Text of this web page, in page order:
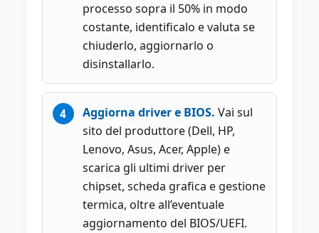
processo sopra il 50% in modo
costante, identificalo e valuta se
chiuderlo, aggiornarlo o
disinstallarlo.
Aggiorna driver e BIOS. Vai sul
sito del produttore (Dell, HP,
Lenovo, Asus, Acer, Apple) e
scarica gli ultimi driver per
chipset, scheda grafica e gestione
termica, oltre all’eventuale
aggiornamento del BIOS/UEFI.